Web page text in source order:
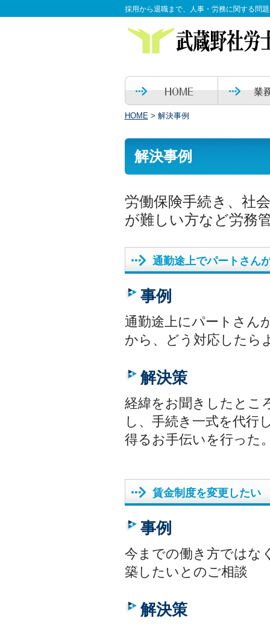
採用から退職まで、人事・労務に関する問
HOME> 解決事例
解決事例
労働保険手続き、社
が難しい方など労務
通勤途上でパートさん
事例
通勤途上にパートさん
から、どう対応したら
解決策
経緯をお聞きしたとこ
し、手続き一式を代行
得るお手伝いを行った
賃金制度を変更したい
事例
今までの働き方ではな
築したいとのご相談
解決策